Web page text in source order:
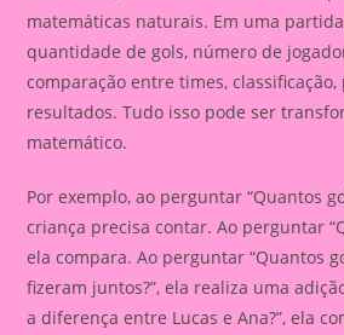
matemáticas naturais. Em uma
quantidade de gols, número de
comparação entre times, classificação,
resultados. Tudo isso pode ser
matemático.
Por exemplo, ao perguntar “Quantos
criança precisa contar. Ao perguntar
ela compara. Ao perguntar “Quantos
fizeram juntos?”, ela realiza uma
a diferença entre Lucas e Ana?”, ela